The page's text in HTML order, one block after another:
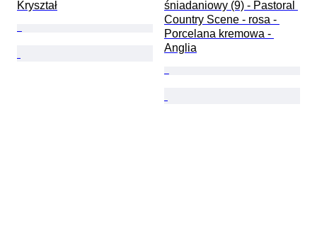
Kryształ
śniadaniowy (9) - Pastoral
Country Scene - rosa -
Porcelana kremowa -
Anglia